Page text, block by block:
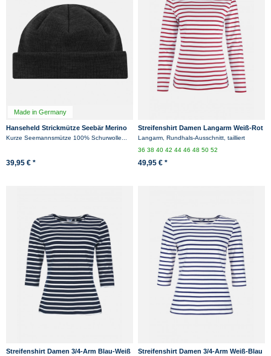
Made in Germany
Hanseheld Strickmütze Seebär Merino
Dockermütze kurz flach - Anthrazit
Kurze Seemannsmütze 100% Schurwolle...
39,95 € *
Streifenshirt Damen Langarm Weiß-Rot
Gestreift Ringelshirt
Langarm, Rundhals-Ausschnitt, tailliert
363840424446485052
49,95 € *
Streifenshirt Damen 3/4-Arm Blau-Weiß
Streifenshirt Damen 3/4-Arm Weiß-Blau